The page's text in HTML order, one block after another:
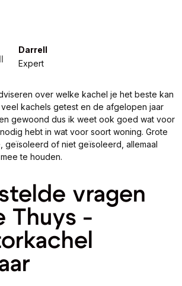
Darrell
Expert
over welke kachel je het beste kan
kachels getest en de afgelopen jaar
gewoond dus ik weet ook goed wat voor
hebt in wat voor soort woning. Grote
geïsoleerd of niet geïsoleerd, allemaal
te houden.
vragen
Thuys -